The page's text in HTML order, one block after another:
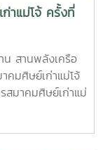
าแม่โจ้ ครั้งที่
น สานพลังเครือ
คมศิษย์เก่าแม่โจ้
สมาคมศิษย์เก่าแม่
ทธิภาพ พร้อมทั้ง